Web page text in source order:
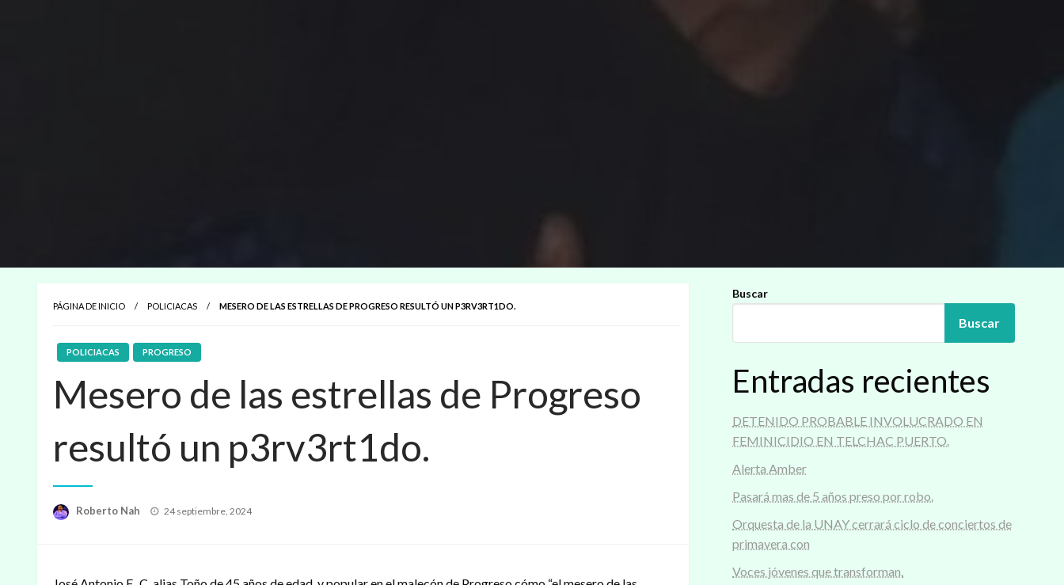
PÁGINA DE INICIO POLICIACAS MESERO DE LAS ESTRELLAS DE PROGRESO RESULTÓ UN P3RV3RT1DO.
POLICIACAS PROGRESO
Mesero de las estrellas de Progreso
resultó un p3rv3rt1do.
Roberto Nah
Publicado
24 septiembre, 2024
Buscar
Buscar
Entradas recientes
DETENIDO PROBABLE INVOLUCRADO EN
FEMINICIDIO EN TELCHAC PUERTO.
Alerta Amber
Pasará mas de 5 años preso por robo.
Orquesta de la UNAY cerrará ciclo de conciertos de
primavera con
Voces jóvenes que transforman.